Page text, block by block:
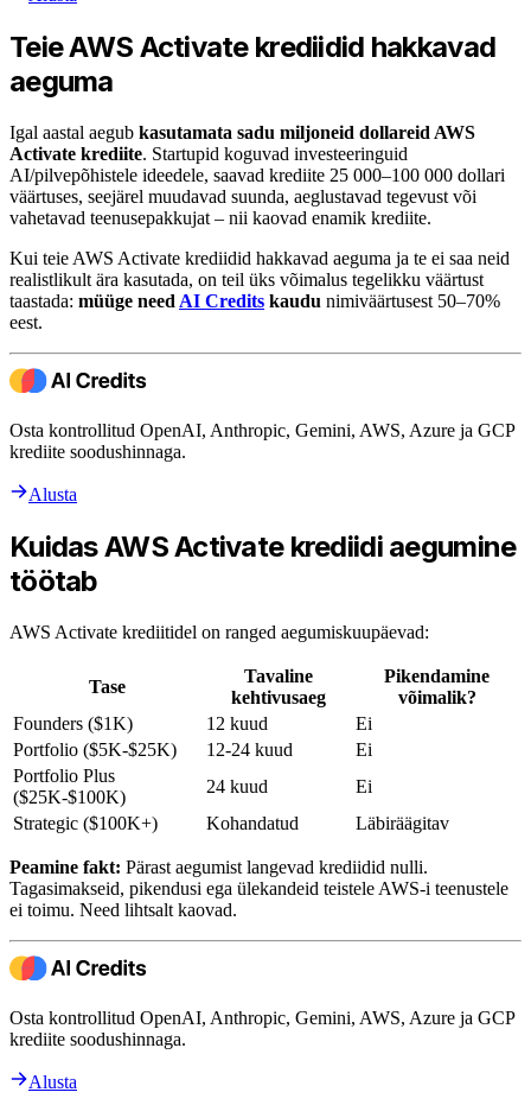
Teie AWS Activate krediidid hakkavad
aeguma
Igal aastal aegub kasutamata sadu miljoneid dollareid AWS
Activate krediite. Startupid koguvad investeeringuid
AI/pilvepõhistele ideedele, saavad krediite 25 000–100 000 dollari
väärtuses, seejärel muudavad suunda, aeglustavad tegevust või
vahetavad teenusepakkujat – nii kaovad enamik krediite.
Kui teie AWS Activate krediidid hakkavad aeguma ja te ei saa neid
realistlikult ära kasutada, on teil üks võimalus tegelikku väärtust
taastada: müüge need AI Credits kaudu nimiväärtusest 50–70%
eest.
Osta kontrollitud OpenAI, Anthropic, Gemini, AWS, Azure ja GCP
krediite soodushinnaga.
Alusta
Kuidas AWS Activate krediidi aegumine
töötab
AWS Activate krediitidel on ranged aegumiskuupäevad:
Tase
Tavaline
kehtivusaeg
Pikendamine
võimalik?
Founders ($1K)
12 kuud
Ei
Portfolio ($5K-$25K)
12-24 kuud
Ei
Portfolio Plus
($25K-$100K)
24 kuud
Ei
Strategic ($100K+)
Kohandatud Läbiräägitav
Peamine fakt: Pärast aegumist langevad krediidid nulli.
Tagasimakseid, pikendusi ega ülekandeid teistele AWS-i teenustele
ei toimu. Need lihtsalt kaovad.
Osta kontrollitud OpenAI, Anthropic, Gemini, AWS, Azure ja GCP
krediite soodushinnaga.
Alusta